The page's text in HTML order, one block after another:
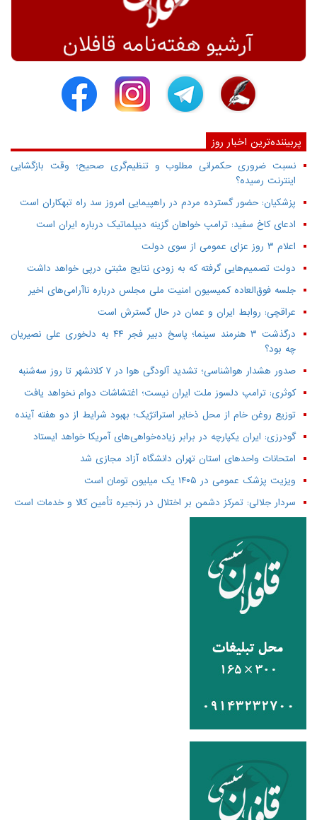
پربیننده‌ترین اخبار روز
نسبت ضروری حکمرانی مطلوب و تنظیم‌گری صحیح؛ وقت بازگشایی
اینترنت رسیده؟
پزشکیان: حضور گسترده مردم در راهپیمایی امروز سد راه تبهکاران است
ادعای کاخ سفید: ترامپ خواهان گزینه دیپلماتیک درباره ایران است
اعلام ۳ روز عزای عمومی از سوی دولت
دولت تصمیم‌هایی گرفته که به زودی نتایج مثبتی درپی خواهد داشت
جلسه فوق‌العاده کمیسیون امنیت ملی مجلس درباره ناآرامی‌های اخیر
عراقچی: روابط ایران و عمان در حال گسترش است
درگذشت ۳ هنرمند سینما؛ پاسخ دبیر فجر ۴۴ به دلخوری علی نصیریان
چه بود؟
صدور هشدار هواشناسی؛ تشدید آلودگی هوا در ۷ کلانشهر تا روز سه‌شنبه
کوثری: ترامپ دلسوز ملت ایران نیست؛ اغتشاشات دوام نخواهد یافت
توزیع روغن خام از محل ذخایر استراتژیک؛ بهبود شرایط از دو هفته آینده
گودرزی: ایران یکپارچه در برابر زیاده‌خواهی‌های آمریکا خواهد ایستاد
امتحانات واحدهای استان تهران دانشگاه آزاد مجازی شد
ویزیت پزشک عمومی در ۱۴۰۵ یک میلیون تومان است
سردار جلالی: تمرکز دشمن بر اختلال در زنجیره تأمین کالا و خدمات است